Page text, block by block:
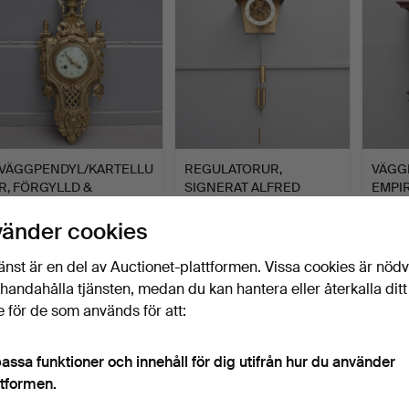
KARTELLU
R, FÖRGYLLD &
16 bud
REGULATORUR,
SIGNERAT ALFRED
cookies
är en del av Auctionet-plattformen. Vissa cookies är
tjänsten, medan du kan hantera eller återkalla ditt
för de som används för att:
funktioner och innehåll för dig utifrån hur du använder